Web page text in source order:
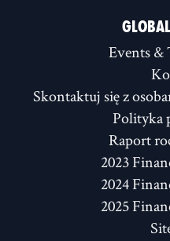
Events &
Skontaktuj się z
Polityka
Raport
2023
2024
2025